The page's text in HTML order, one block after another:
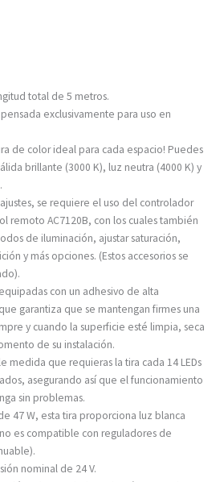
total de 5 metros.
exclusivamente para uso en
de color ideal para cada espacio! Puedes
brillante (3000 K), luz neutra (4000 K) y
se requiere el uso del controlador
remoto AC7120B, con los cuales también
de iluminación, ajustar saturación,
y más opciones. (Estos accesorios se
equipadas con un adhesivo de alta
garantiza que se mantengan firmes una
y cuando la superficie esté limpia, seca
de su instalación.
medida que requieras la tira cada 14 LEDs
asegurando así que el funcionamiento
sin problemas.
47 W, esta tira proporciona luz blanca
es compatible con reguladores de
nominal de 24 V.